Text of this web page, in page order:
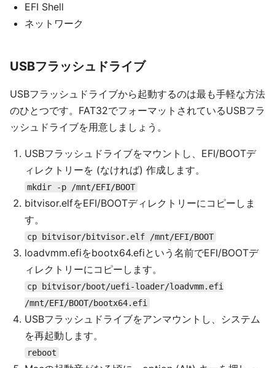
EFI Shell
ネットワーク
USBフラッシュドライブ
USBフラッシュドライブから起動するのは最も手軽な方法
のひとつです。FAT32でフォーマットされているUSBフラ
ッシュドライブを用意しましょう。
USBフラッシュドライブをマウントし、EFI/BOOTデ
ィレクトリーを (なければ) 作成します。
mkdir -p /mnt/EFI/BOOT
bitvisor.elfをEFI/BOOTディレクトリーにコピーしま
す。
cp bitvisor/bitvisor.elf /mnt/EFI/BOOT
loadvmm.efiをbootx64.efiという名前でEFI/BOOTデ
ィレクトリーにコピーします。
cp bitvisor/boot/uefi-loader/loadvmm.efi
/mnt/EFI/BOOT/bootx64.efi
USBフラッシュドライブをアンマウントし、システム
を再起動します。
reboot